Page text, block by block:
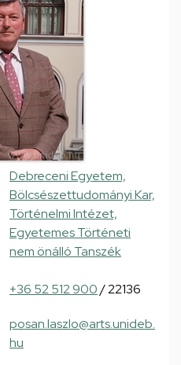
Debreceni Egyetem,
Bölcsészettudományi Kar,
Történelmi Intézet,
Egyetemes Történeti
nem önálló Tanszék
+36 52 512 900/ 22136
posan.laszlo@arts.unideb.
hu